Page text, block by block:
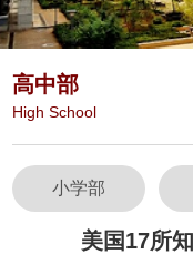
高中部
High School
小学部
美国17所